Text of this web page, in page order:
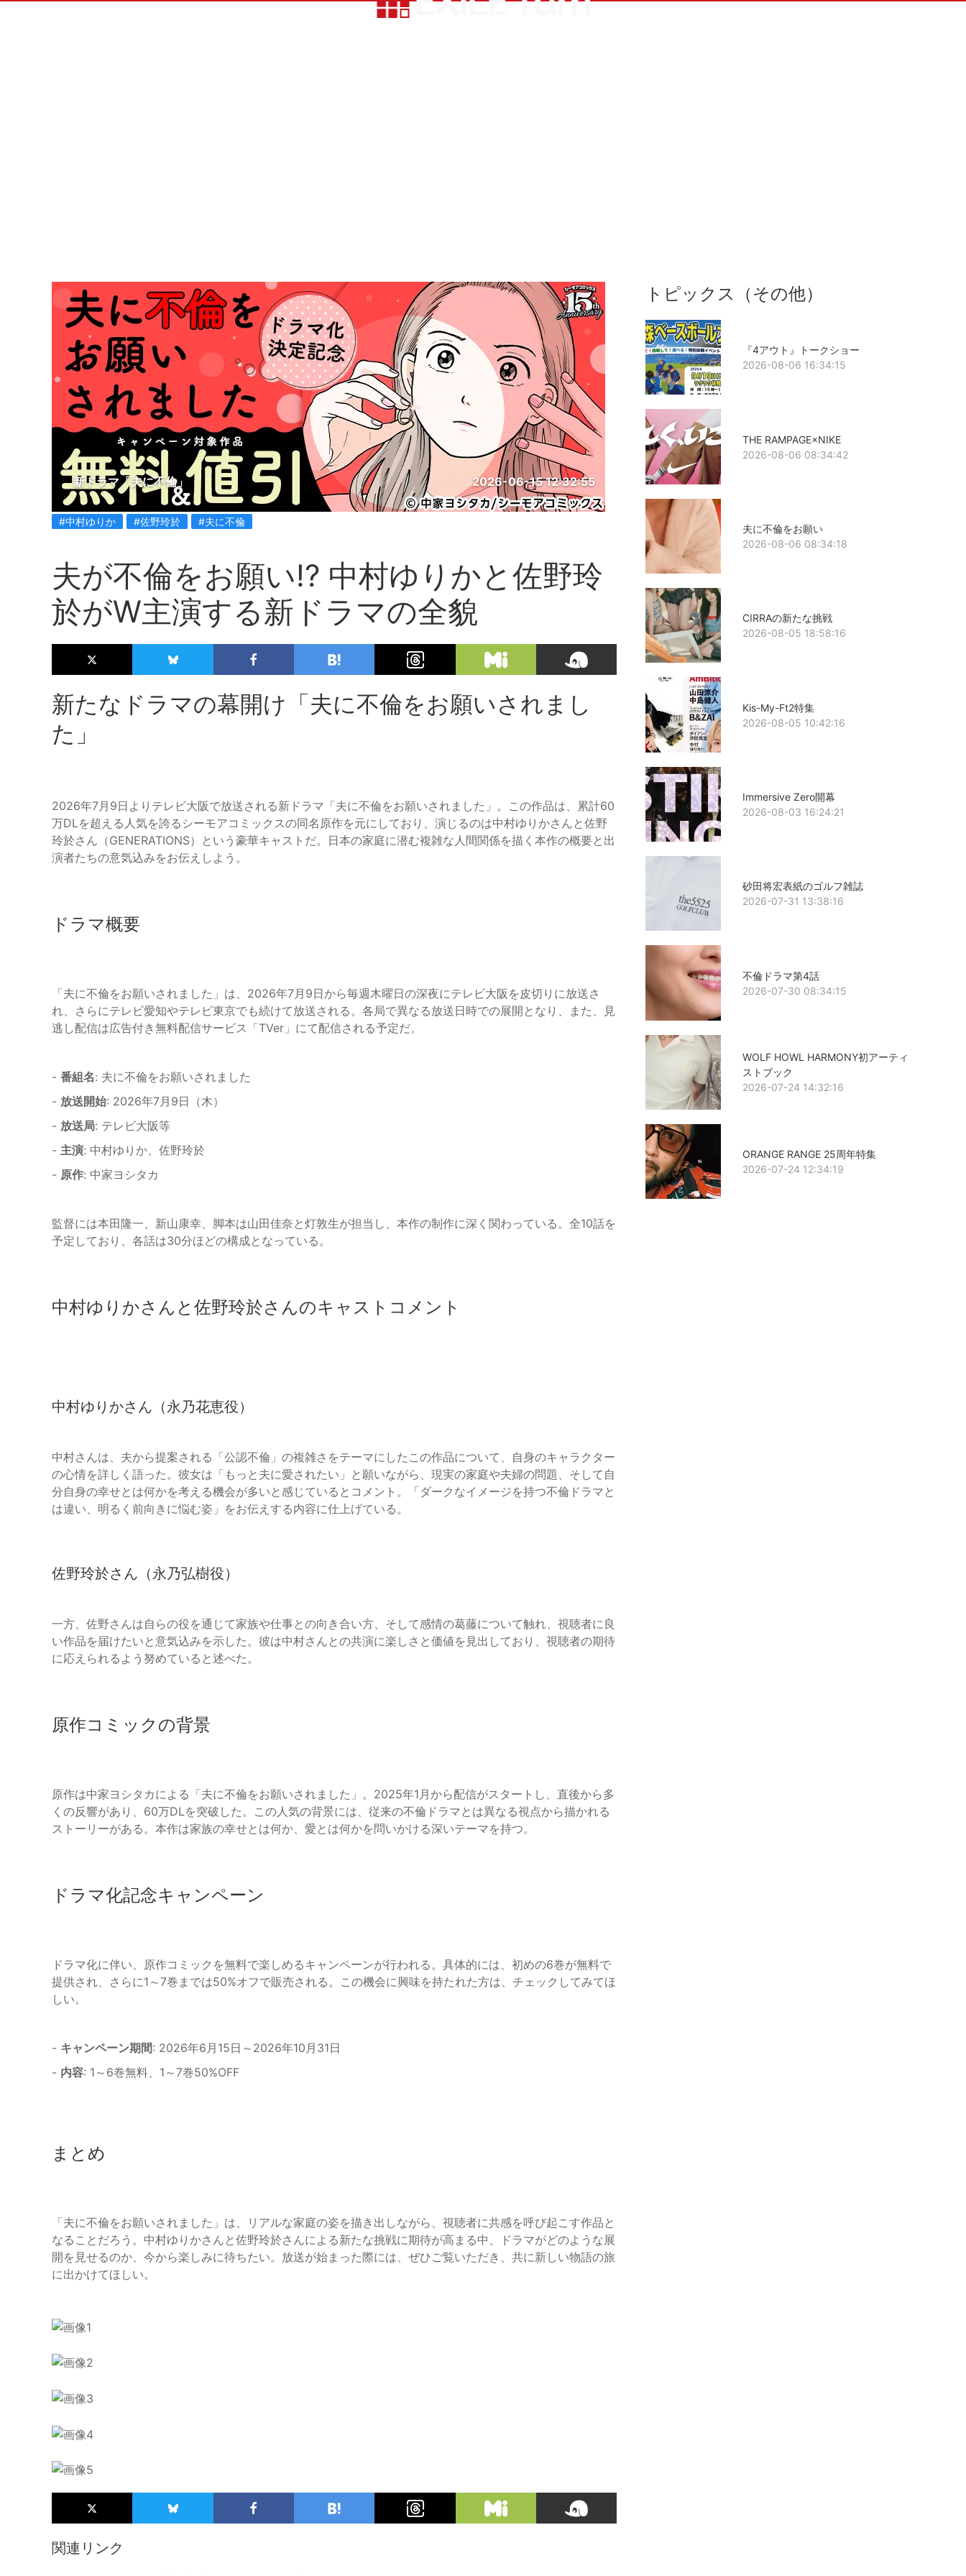
新ドラマ「夫に不倫」 2026-06-15 12:32:55
#中村ゆりか #佐野玲於 #夫に不倫
夫が不倫をお願い!? 中村ゆりかと佐野玲
於がW主演する新ドラマの全貌
新たなドラマの幕開け「夫に不倫をお願いされまし
た」
2026年7月9日よりテレビ大阪で放送される新ドラマ「夫に不倫をお願いされました」。この作品は、累計60
万DLを超える人気を誇るシーモアコミックスの同名原作を元にしており、演じるのは中村ゆりかさんと佐野
玲於さん（GENERATIONS）という豪華キャストだ。日本の家庭に潜む複雑な人間関係を描く本作の概要と出
演者たちの意気込みをお伝えしよう。
ドラマ概要
「夫に不倫をお願いされました」は、2026年7月9日から毎週木曜日の深夜にテレビ大阪を皮切りに放送さ
れ、さらにテレビ愛知やテレビ東京でも続けて放送される。各局で異なる放送日時での展開となり、また、見
逃し配信は広告付き無料配信サービス「TVer」にて配信される予定だ。
- 番組名: 夫に不倫をお願いされました
- 放送開始: 2026年7月9日（木）
- 放送局: テレビ大阪等
- 主演: 中村ゆりか、佐野玲於
- 原作: 中家ヨシタカ
監督には本田隆一、新山康幸、脚本は山田佳奈と灯敦生が担当し、本作の制作に深く関わっている。全10話を
予定しており、各話は30分ほどの構成となっている。
中村ゆりかさんと佐野玲於さんのキャストコメント
中村ゆりかさん（永乃花恵役）
中村さんは、夫から提案される「公認不倫」の複雑さをテーマにしたこの作品について、自身のキャラクター
の心情を詳しく語った。彼女は「もっと夫に愛されたい」と願いながら、現実の家庭や夫婦の問題、そして自
分自身の幸せとは何かを考える機会が多いと感じているとコメント。「ダークなイメージを持つ不倫ドラマと
は違い、明るく前向きに悩む姿」をお伝えする内容に仕上げている。
佐野玲於さん（永乃弘樹役）
一方、佐野さんは自らの役を通じて家族や仕事との向き合い方、そして感情の葛藤について触れ、視聴者に良
い作品を届けたいと意気込みを示した。彼は中村さんとの共演に楽しさと価値を見出しており、視聴者の期待
に応えられるよう努めていると述べた。
原作コミックの背景
原作は中家ヨシタカによる「夫に不倫をお願いされました」。2025年1月から配信がスタートし、直後から多
くの反響があり、60万DLを突破した。この人気の背景には、従来の不倫ドラマとは異なる視点から描かれる
ストーリーがある。本作は家族の幸せとは何か、愛とは何かを問いかける深いテーマを持つ。
ドラマ化記念キャンペーン
ドラマ化に伴い、原作コミックを無料で楽しめるキャンペーンが行われる。具体的には、初めの6巻が無料で
提供され、さらに1～7巻までは50%オフで販売される。この機会に興味を持たれた方は、チェックしてみてほ
しい。
- キャンペーン期間: 2026年6月15日～2026年10月31日
- 内容: 1～6巻無料、1～7巻50%OFF
まとめ
「夫に不倫をお願いされました」は、リアルな家庭の姿を描き出しながら、視聴者に共感を呼び起こす作品と
なることだろう。中村ゆりかさんと佐野玲於さんによる新たな挑戦に期待が高まる中、ドラマがどのような展
開を見せるのか、今から楽しみに待ちたい。放送が始まった際には、ぜひご覧いただき、共に新しい物語の旅
に出かけてほしい。
関連リンク
トピックス（その他）
『4アウト』トークショー
2026-08-06 16:34:15
THE RAMPAGE×NIKE
2026-08-06 08:34:42
夫に不倫をお願い
2026-08-06 08:34:18
CIRRAの新たな挑戦
2026-08-05 18:58:16
Kis-My-Ft2特集
2026-08-05 10:42:16
Immersive Zero開幕
2026-08-03 16:24:21
砂田将宏表紙のゴルフ雑誌
2026-07-31 13:38:16
不倫ドラマ第4話
2026-07-30 08:34:15
WOLF HOWL HARMONY初アーティ
ストブック
2026-07-24 14:32:16
ORANGE RANGE 25周年特集
2026-07-24 12:34:19